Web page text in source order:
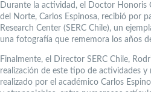
Durante la actividad, el Doctor Honoris
del Norte, Carlos Espinosa, recibió por
Research Center (SERC Chile), un
una fotografía que rememora los años
Finalmente, el Director SERC Chile,
realización de este tipo de actividades
realizado por el académico Carlos